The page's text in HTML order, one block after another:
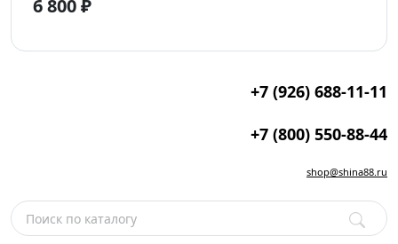
6 800 ₽
+7 (926) 688-11-11
+7 (800) 550-88-44
shop@shina88.ru